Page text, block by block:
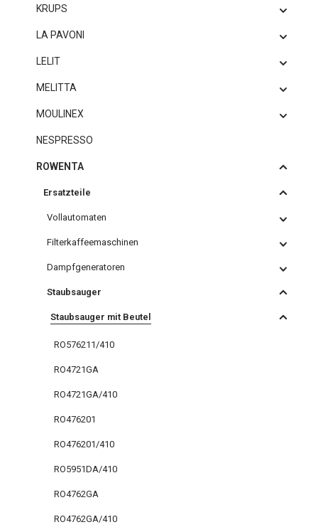
KRUPS
LA PAVONI
LELIT
MELITTA
MOULINEX
NESPRESSO
ROWENTA
Ersatzteile
Vollautomaten
Filterkaffeemaschinen
Dampfgeneratoren
Staubsauger
Staubsauger mit Beutel
RO576211/410
RO4721GA
RO4721GA/410
RO476201
RO476201/410
RO5951DA/410
RO4762GA
RO4762GA/410